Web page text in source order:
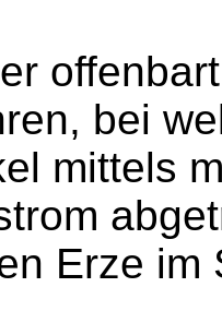
bei
mittels
Erze im